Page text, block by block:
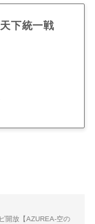
下統一戦
開放【AZUREA-空の